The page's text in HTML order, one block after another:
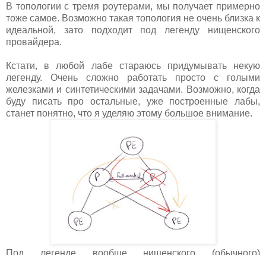
В топологии с тремя роутерами, мы получает примерно
тоже самое. Возможно такая топология не очень близка к
идеальной, зато подходит под легенду нищенского
провайдера.
Кстати, в любой лабе стараюсь придумывать некую
легенду. Очень сложно работать просто с голыми
железками и синтетическими задачами. Возможно, когда
буду писать про остальные, уже построенные лабы,
станет понятно, что я уделяю этому большое внимание.